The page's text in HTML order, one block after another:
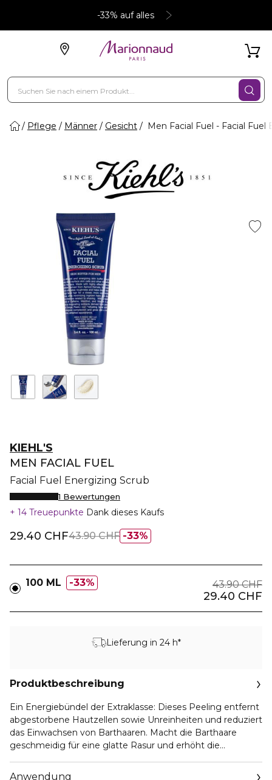
-33% auf alles
Pflege Männer Gesicht Men Facial Fuel - Facial Fuel
KIEHL'S
MEN FACIAL FUEL
Facial Fuel Energizing Scrub
1 Bewertungen
14 Treuepunkte Dank dieses Kaufs
33%
29.40 CHF43.90 CHF
100 ML 33% 43.90 CHF
29.40 CHF
Lieferung in 24 h*
Produktbeschreibung
Ein Energiebündel der Extraklasse: Dieses Peeling entfernt
abgestorbene Hautzellen sowie Unreinheiten und reduziert
das Einwachsen von Barthaaren. Macht die Barthaare
geschmeidig für eine glatte Rasur und erhöht die
Anwendung